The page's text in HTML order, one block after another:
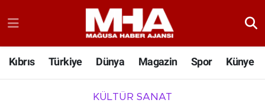
Kıbrıs Türkiye Dünya Magazin Spor Künye
KÜLTÜR SANAT